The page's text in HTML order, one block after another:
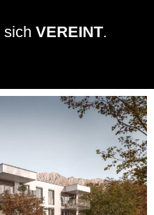
sich VEREINT.